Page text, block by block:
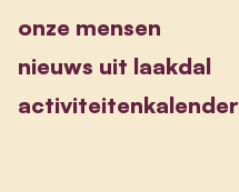
onze mensen
nieuws uit laakdal
activiteitenkalender